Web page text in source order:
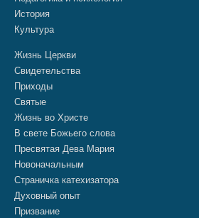
История
Культура
Жизнь Церкви
Свидетельства
Приходы
Святые
Жизнь во Христе
В свете Божьего слова
Пресвятая Дева Мария
Новоначальным
Страничка катехизатора
Духовный опыт
Призвание